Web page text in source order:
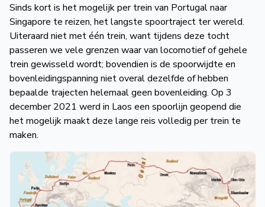
Sinds kort is het mogelijk per trein van Portugal naar
Singapore te reizen, het langste spoortraject ter wereld.
Uiteraard niet met één trein, want tijdens deze tocht
passeren we vele grenzen waar van locomotief of gehele
trein gewisseld wordt; bovendien is de spoorwijdte en
bovenleidingspanning niet overal dezelfde of hebben
bepaalde trajecten helemaal geen bovenleiding. Op 3
december 2021 werd in Laos een spoorlijn geopend die
het mogelijk maakt deze lange reis volledig per trein te
maken.